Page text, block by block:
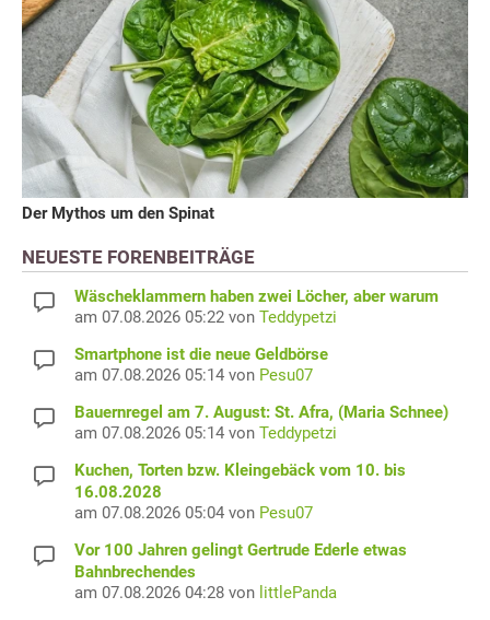
Der Mythos um den Spinat
NEUESTE FORENBEITRÄGE
Wäscheklammern haben zwei Löcher, aber warum
am 07.08.2026 05:22 von Teddypetzi
Smartphone ist die neue Geldbörse
am 07.08.2026 05:14 von Pesu07
Bauernregel am 7. August: St. Afra, (Maria Schnee)
am 07.08.2026 05:14 von Teddypetzi
Kuchen, Torten bzw. Kleingebäck vom 10. bis
16.08.2028
am 07.08.2026 05:04 von Pesu07
Vor 100 Jahren gelingt Gertrude Ederle etwas
Bahnbrechendes
am 07.08.2026 04:28 von littlePanda